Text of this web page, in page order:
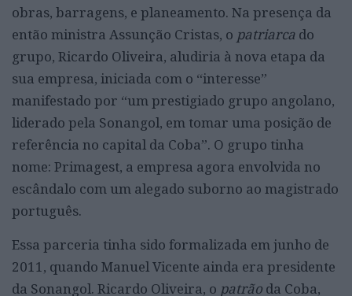
obras, barragens, e planeamento. Na presença da
então ministra Assunção Cristas, o patriarca do
grupo, Ricardo Oliveira, aludiria à nova etapa da
sua empresa, iniciada com o “interesse”
manifestado por “um prestigiado grupo angolano,
liderado pela Sonangol, em tomar uma posição de
referência no capital da Coba”. O grupo tinha
nome: Primagest, a empresa agora envolvida no
escândalo com um alegado suborno ao magistrado
português.
Essa parceria tinha sido formalizada em junho de
2011, quando Manuel Vicente ainda era presidente
da Sonangol. Ricardo Oliveira, o patrão da Coba,